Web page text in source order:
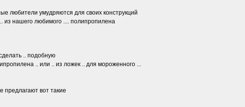
любители умудряются для своих конструкций
из нашего любимого .... полипропилена
.. подобную
.. или .. из ложек .. для мороженного ...
предлагают вот такие